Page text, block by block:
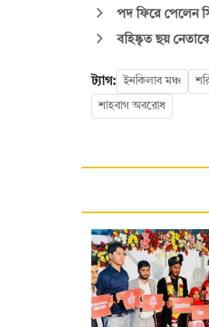
পদ ফিরে পেলেন
বহিষ্কৃত ছয়
ট্যাগ: ইনকিলাব মঞ্চ
শাহবাগ অবরোধ